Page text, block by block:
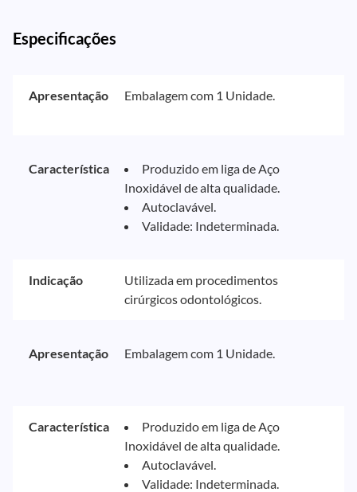
Especificações
Apresentação Embalagem com 1 Unidade.
Característica
Produzido em liga de Aço
Inoxidável de alta qualidade.
Autoclavável.
Validade: Indeterminada.
Indicação
Utilizada em procedimentos
cirúrgicos odontológicos.
Apresentação Embalagem com 1 Unidade.
Característica
Produzido em liga de Aço
Inoxidável de alta qualidade.
Autoclavável.
Validade: Indeterminada.